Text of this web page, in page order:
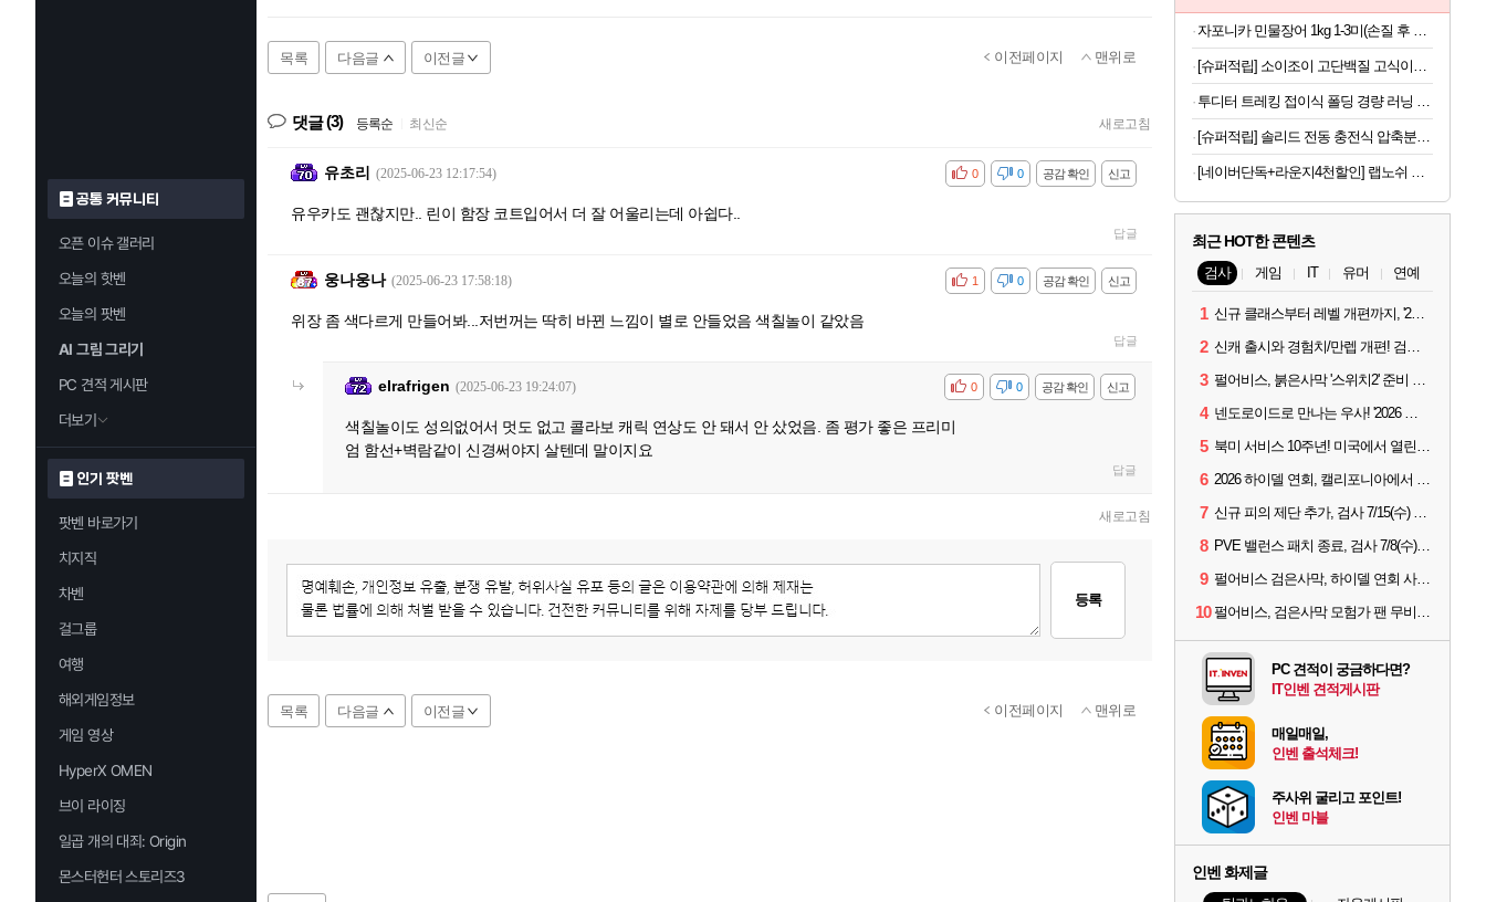
공통 커뮤니티
오픈 이슈 갤러리
오늘의 핫벤
오늘의 팟벤
AI 그림 그리기
PC 견적 게시판
더보기
인기 팟벤
팟벤 바로가기
치지직
차벤
걸그룹
여행
해외게임정보
게임 영상
HyperX OMEN
브이 라이징
일곱 개의 대죄: Origin
몬스터헌터 스토리즈3
목록 다음글 이전글 이전페이지 맨위로
댓글(3) 등록순 최신순 새로고침
유초리 (2025-06-23 12:17:54) 신고
공감 확인
비공감 0
0
유우카도 괜찮지만.. 린이 함장 코트입어서 더 잘 어울리는데 아쉽다..
답글
웅나웅나 (2025-06-23 17:58:18) 신고
공감 확인
비공감 0
1
위장 좀 색다르게 만들어봐...저번꺼는 딱히 바뀐 느낌이 별로 안들었음 색칠놀이 같았음
답글
elrafrigen (2025-06-23 19:24:07) 신고
공감 확인
비공감 0
0
색칠놀이도 성의없어서 멋도 없고 콜라보 캐릭 연상도 안 돼서 안 샀었음. 좀 평가 좋은 프리미
엄 함선+벽람같이 신경써야지 살텐데 말이지요
답글
새로고침
등록
목록 다음글 이전글 이전페이지 맨위로
[네이버단독+라운지4천할인] 랩노쉬 프로틴 드링크 퍼펙트 350ml 5종 혼합 30개 제로슈거 단백질음료
최근 HOT한 콘텐츠
검사 게임 IT 유머 연예
1 신규 클래스부터 레벨 개편까지, '2026 검은사막 하이델 연회' 총정리
2 신캐 출시와 경험치/만렙 개편! 검사 2026 하이델 연회 모아보기
3 펄어비스, 붉은사막 '스위치2' 준비 중... 도깨비는 28년 목표
4 넨도로이드로 만나는 우사! '2026 하이델 연회' 막바지 깜짝 공개
5 북미 서비스 10주년! 미국에서 열린 '검은사막 하이델 연회'
6 2026 하이델 연회, 캘리포니아에서 개최
7 신규 피의 제단 추가, 검사 7/15(수) 패치 핵심 정리
8 PVE 밸런스 패치 종료, 검사 7/8(수) 패치 핵심 정리
9 펄어비스 검은사막, 하이델 연회 사전 이벤트 시작
10 펄어비스, 검은사막 모험가 팬 무비 '마디걸스' 글로벌 상영회 개최
PC 견적이 궁금하다면?
IT인벤 견적게시판
매일매일,
인벤 출석체크!
주사위 굴리고 포인트!
인벤 마블
인벤 화제글